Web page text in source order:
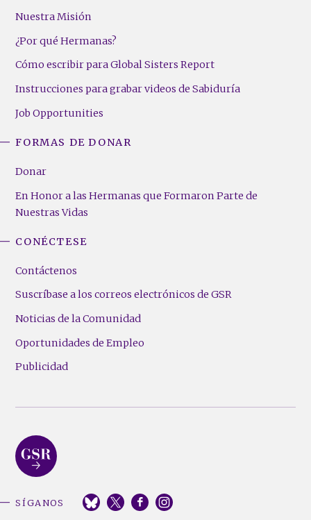
Nuestra Misión
¿Por qué Hermanas?
Cómo escribir para Global Sisters Report
Instrucciones para grabar videos de Sabiduría
Job Opportunities
FORMAS DE DONAR
Donar
En Honor a las Hermanas que Formaron Parte de
Nuestras Vidas
CONÉCTESE
Contáctenos
Suscríbase a los correos electrónicos de GSR
Noticias de la Comunidad
Oportunidades de Empleo
Publicidad
SÍGANOS